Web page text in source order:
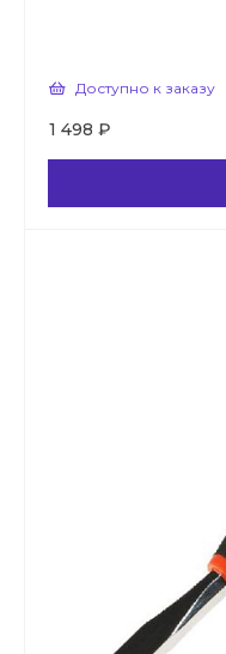
Доступно к заказу
1 498 ₽